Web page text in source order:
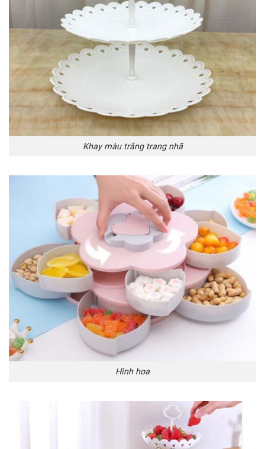
Khay màu trắng trang nhã
Hình hoa